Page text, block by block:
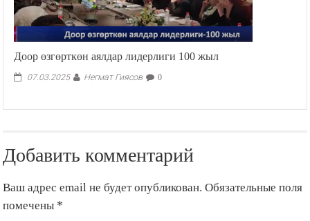
Доор өзгөрткөн аялдар лидерлиги 100 жыл
07.03.2025 Негмат Гиясов 0
Добавить комментарий
Ваш адрес email не будет опубликован. Обязательные поля
помечены *